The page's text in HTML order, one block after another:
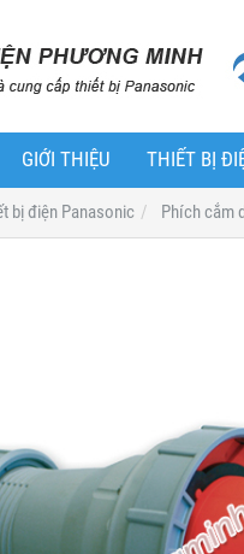
GIỚI THIỆU THIẾT BỊ
bị điện Panasonic Phích cắm